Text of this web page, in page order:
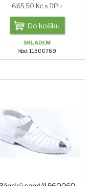
665,50 Kč s DPH
Do košíku
SKLADEM
Kód: 11300769